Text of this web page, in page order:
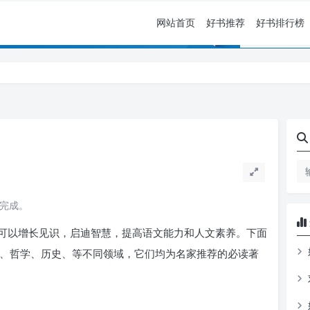
网站首页 好书推荐 好书排行榜
成。
增长见识，启迪智慧，提高语文能力和人文素养。下面
哲学、历史、等不同领域，它们均为名家推荐的必读著